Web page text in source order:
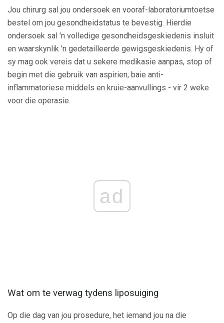
Jou chirurg sal jou ondersoek en vooraf-laboratoriumtoetse
bestel om jou gesondheidstatus te bevestig. Hierdie
ondersoek sal 'n volledige gesondheidsgeskiedenis insluit
en waarskynlik 'n gedetailleerde gewigsgeskiedenis. Hy of
sy mag ook vereis dat u sekere medikasie aanpas, stop of
begin met die gebruik van aspirien, baie anti-
inflammatoriese middels en kruie-aanvullings - vir 2 weke
voor die operasie.
ad
Wat om te verwag tydens liposuiging
Op die dag van jou prosedure, het iemand jou na die